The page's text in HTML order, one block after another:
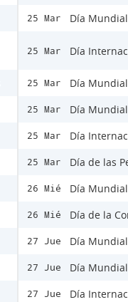
25 Mar Día
25 Mar Día
25 Mar Día
25 Mar Día
25 Mar Día
25 Mar Día de las
26 Mié Día
26 Mié Día de la
27 Jue Día
27 Jue Día
27 Jue Día